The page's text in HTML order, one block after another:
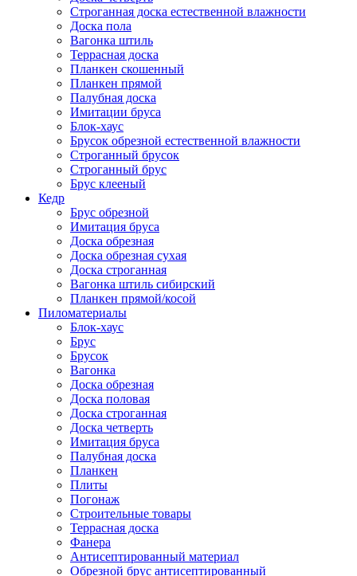
Строганная доска естественной влажности
Доска пола
Вагонка штиль
Террасная доска
Планкен скошенный
Планкен прямой
Палубная доска
Имитации бруса
Блок-хаус
Брусок обрезной естественной влажности
Строганный брусок
Строганный брус
Брус клееный
Кедр
Брус обрезной
Имитация бруса
Доска обрезная
Доска обрезная сухая
Доска строганная
Вагонка штиль сибирский
Планкен прямой/косой
Пиломатериалы
Блок-хаус
Брус
Брусок
Вагонка
Доска обрезная
Доска половая
Доска строганная
Доска четверть
Имитация бруса
Палубная доска
Планкен
Плиты
Погонаж
Строительные товары
Террасная доска
Фанера
Антисептированный материал
Обрезной брус антисептированный